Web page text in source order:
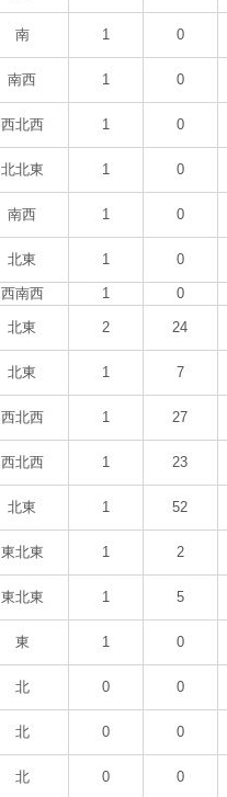
南 1 0
南西 1 0
西北西 1 0
北北東 1 0
南西 1 0
北東 1 0
西南西 1
0
北東 2 24
北東 1 7
西北西 1 27
西北西 1 23
北東 1 52
東北東 1 2
東北東 1 5
東 1 0
北 0 0
北 0 0
北 0 0